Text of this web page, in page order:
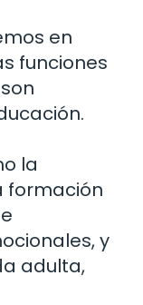
en
funciones
la
formación
y
adulta,